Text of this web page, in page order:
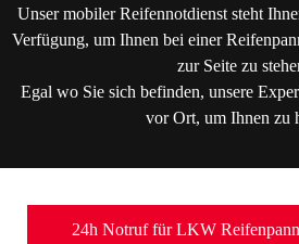
Unser mobiler Reifennotdienst steht
Verfügung, um Ihnen bei einer
zur Seite zu
Egal wo Sie sich befinden, unsere
vor Ort, um Ihnen zu
24h Notruf für LKW